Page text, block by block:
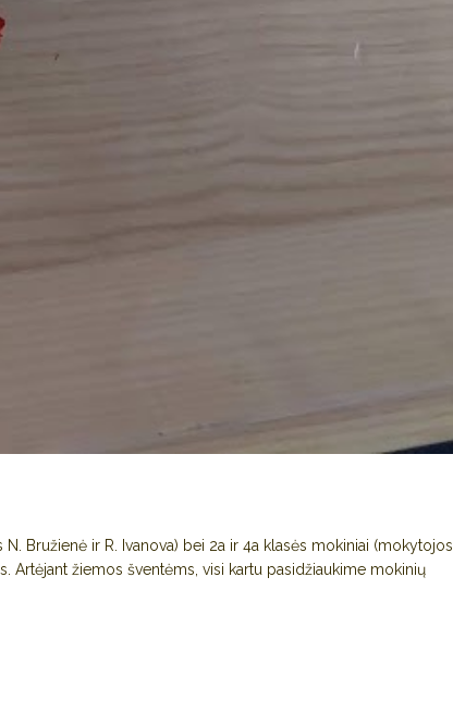
Bružienė ir R. Ivanova) bei 2a ir 4a klasės mokiniai (mokytojos
Artėjant žiemos šventėms, visi kartu pasidžiaukime mokinių